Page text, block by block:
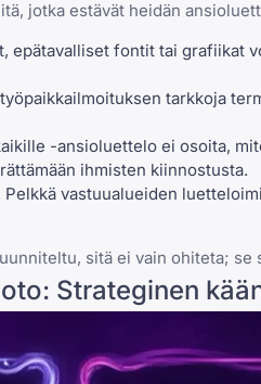
, jotka estävät heidän
epätavalliset fontit tai grafiikat
tarkkoja
-ansioluettelo ei osoita,
ihmisten kiinnostusta.
Pelkkä vastuualueiden
sitä ei vain ohiteta; se
Strateginen